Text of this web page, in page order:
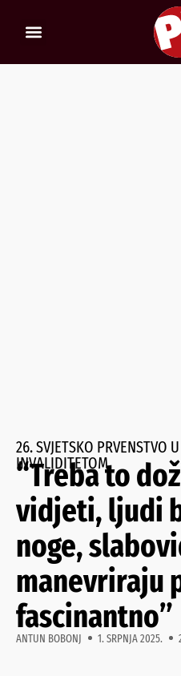
26. SVJETSKO PRVENSTVO
INVALIDITETOM
“Treba to
vidjeti, ljudi
noge,
manevriraju
fascinantno”
ANTUN BOBONJ 1. SRPNJA 2025.